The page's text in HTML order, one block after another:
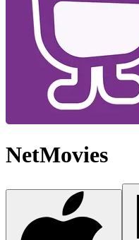
NetMovies